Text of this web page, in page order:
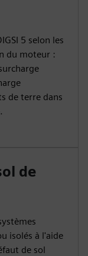
5 selon les
du moteur :
de terre dans
de
isolés à l'aide
de sol